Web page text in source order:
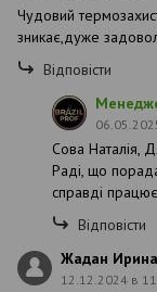
Чудовий
зникає,дуже
Відповісти
Сова Наталія,
Раді, що
справді
Відповісти
Жадан Ирина
12.12.2024 в